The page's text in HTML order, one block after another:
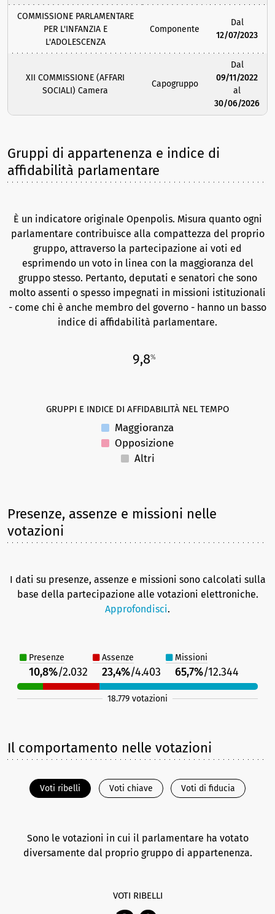
COMMISSIONE PARLAMENTARE
PER L'INFANZIA E
L'ADOLESCENZA
Componente
Dal
12/07/2023
XII COMMISSIONE (AFFARI
SOCIALI) Camera
Capogruppo
Dal
09/11/2022
al
30/06/2026
Gruppi di appartenenza e indice di
affidabilità parlamentare
È un indicatore originale Openpolis. Misura quanto ogni
parlamentare contribuisce alla compattezza del proprio
gruppo, attraverso la partecipazione ai voti ed
esprimendo un voto in linea con la maggioranza del
gruppo stesso. Pertanto, deputati e senatori che sono
molto assenti o spesso impegnati in missioni istituzionali
- come chi è anche membro del governo - hanno un basso
indice di affidabilità parlamentare.
9,8%
GRUPPI E INDICE DI AFFIDABILITÀ NEL TEMPO
Maggioranza
Opposizione
Altri
Presenze, assenze e missioni nelle
votazioni
I dati su presenze, assenze e missioni sono calcolati sulla
base della partecipazione alle votazioni elettroniche.
Approfondisci.
Presenze Assenze Missioni
10,8%/2.032 23,4%/4.403 65,7%/12.344
18.779 votazioni
Il comportamento nelle votazioni
Voti ribelli Voti chiave Voti di fiducia
Sono le votazioni in cui il parlamentare ha votato
diversamente dal proprio gruppo di appartenenza.
VOTI RIBELLI